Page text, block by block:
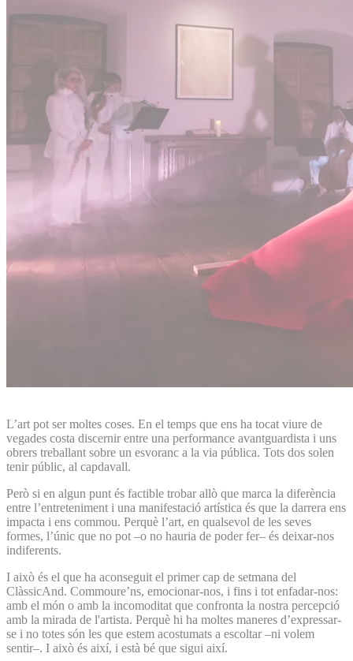
L’art pot ser moltes coses. En el temps que ens ha tocat viure de
vegades costa discernir entre una performance avantguardista i uns
obrers treballant sobre un esvoranc a la via pública. Tots dos solen
tenir públic, al capdavall.
Però si en algun punt és factible trobar allò que marca la diferència
entre l’entreteniment i una manifestació artística és que la darrera ens
impacta i ens commou. Perquè l’art, en qualsevol de les seves
formes, l’únic que no pot –o no hauria de poder fer– és deixar-nos
indiferents.
I això és el que ha aconseguit el primer cap de setmana del
ClàssicAnd. Commoure’ns, emocionar-nos, i fins i tot enfadar-nos:
amb el món o amb la incomoditat que confronta la nostra percepció
amb la mirada de l'artista. Perquè hi ha moltes maneres d’expressar-
se i no totes són les que estem acostumats a escoltar –ni volem
sentir–. I això és així, i està bé que sigui així.